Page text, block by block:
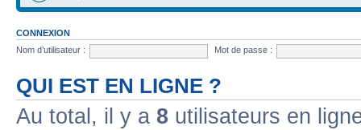
CONNEXION
Nom d’utilisateur :
Mot de passe :
QUI EST EN LIGNE ?
Au total, il y a 8 utilisateurs en